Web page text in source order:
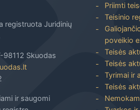
registruota Juridinių
98112 Skuodas
ir saugomi
Priimti
Teisinio
poveikio
Teisės
Teisės
Tyrimai ir
Teisės